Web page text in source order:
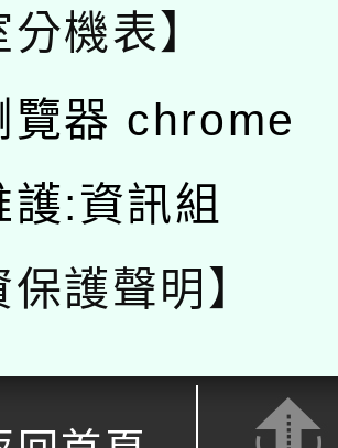
分機表】
覽器 chrome
護:資訊組
保護聲明】